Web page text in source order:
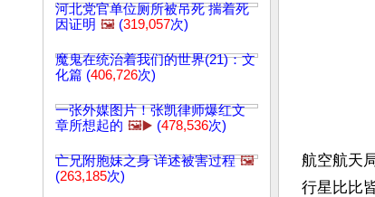
河北党官单位厕所被吊死 揣着死
因证明 🖼️ (319,057次)
魔鬼在统治着我们的世界(21)：文
化篇 (406,726次)
一张外媒图片！张凯律师爆红文
章所想起的 🖼️▶️ (478,536次)
亡兄附胞妹之身 详述被害过程 🖼️
(263,185次)
航空航天
行星比比